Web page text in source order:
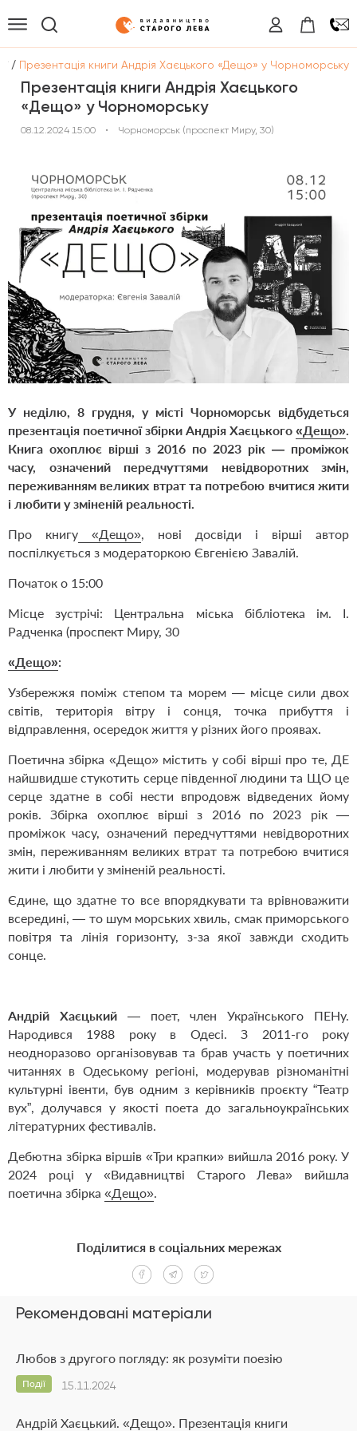
/ Презентація книги Андрія Хаєцького «Дещо» у Чорноморську
Презентація книги Андрія Хаєцького
«Дещо» у Чорноморську
08.12.2024 15:00 • Чорноморськ (проспект Миру, 30)
У неділю, 8 грудня, у місті Чорноморськ відбудеться
презентація поетичної збірки Андрія Хаєцького «Дещо».
Книга охоплює вірші з 2016 по 2023 рік — проміжок
часу, означений передчуттями невідворотних змін,
переживанням великих втрат та потребою вчитися жити
і любити у зміненій реальності.
Про книгу «Дещо», нові досвіди і вірші автор
поспілкується з модераторкою Євгенією Завалій.
Початок о 15:00
Місце зустрічі: Центральна міська бібліотека ім. І.
Радченка (проспект Миру, 30
«Дещо»:
Узбережжя поміж степом та морем — місце сили двох
світів, територія вітру і сонця, точка прибуття і
відправлення, осередок життя у різних його проявах.
Поетична збірка «Дещо» містить у собі вірші про те, ДЕ
найшвидше стукотить серце південної людини та ЩО це
серце здатне в собі нести впродовж відведених йому
років. Збірка охоплює вірші з 2016 по 2023 рік —
проміжок часу, означений передчуттями невідворотних
змін, переживанням великих втрат та потребою вчитися
жити і любити у зміненій реальності.
Єдине, що здатне то все впорядкувати та врівноважити
всередині, — то шум морських хвиль, смак приморського
повітря та лінія горизонту, з-за якої завжди сходить
сонце.
Андрій Хаєцький— поет, член Українського ПЕНу.
Народився 1988 року в Одесі. З 2011-го року
неодноразово організовував та брав участь у поетичних
читаннях в Одеському регіоні, модерував різноманітні
культурні івенти, був одним з керівників проєкту “Театр
вух”, долучався у якості поета до загальноукраїнських
літературних фестивалів.
Дебютна збірка віршів «Три крапки» вийшла 2016 року. У
2024 році у «Видавництві Старого Лева» вийшла
поетична збірка «Дещо».
Рекомендовані матеріали
Любов з другого погляду: як розуміти поезію
15.11.2024
Події
Андрій Хаєцький. «Дещо». Презентація книги
Поділитися в соціальних мережах